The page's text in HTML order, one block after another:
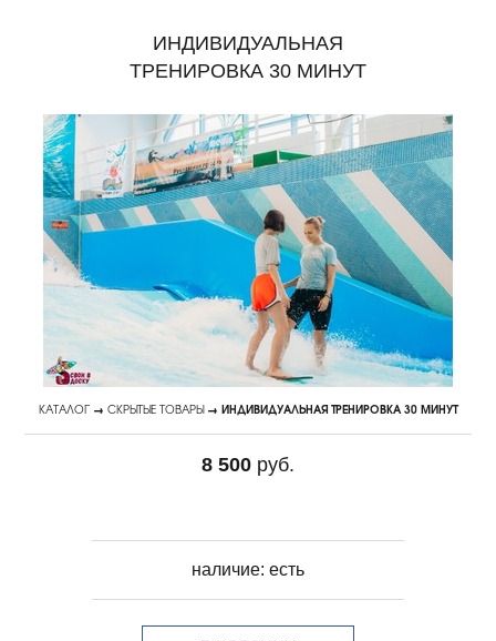
ИНДИВИДУАЛЬНАЯ
ТРЕНИРОВКА 30 МИНУТ
КАТАЛОГ → СКРЫТЫЕ ТОВАРЫ→ ИНДИВИДУАЛЬНАЯ ТРЕНИРОВКА 30 МИНУТ
наличие: есть
8 500руб.